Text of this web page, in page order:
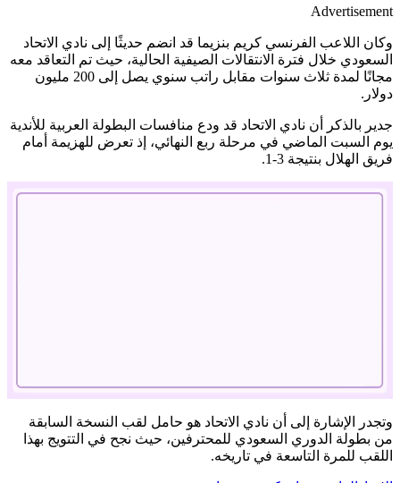
Advertisement
وكان اللاعب الفرنسي كريم بنزيما قد انضم حديثًا إلى نادي الاتحاد
السعودي خلال فترة الانتقالات الصيفية الحالية، حيث تم التعاقد معه
مجانًا لمدة ثلاث سنوات مقابل راتب سنوي يصل إلى 200 مليون
دولار.
جدير بالذكر أن نادي الاتحاد قد ودع منافسات البطولة العربية للأندية
يوم السبت الماضي في مرحلة ربع النهائي، إذ تعرض للهزيمة أمام
فريق الهلال بنتيجة 3-1.
Mute
وتجدر الإشارة إلى أن نادي الاتحاد هو حامل لقب النسخة السابقة
من بطولة الدوري السعودي للمحترفين، حيث نجح في التتويج بهذا
اللقب للمرة التاسعة في تاريخه.